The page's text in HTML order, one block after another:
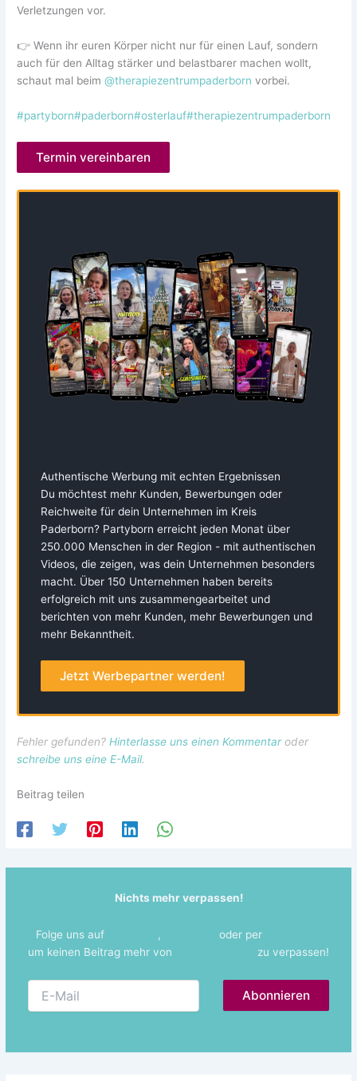
Verletzungen vor.
👉 Wenn ihr euren Körper nicht nur für einen Lauf, sondern
auch für den Alltag stärker und belastbarer machen wollt,
schaut mal beim@therapiezentrumpaderborn vorbei.
#partyborn#paderborn#osterlauf#therapiezentrumpaderborn
Termin vereinbaren
Authentische Werbung mit echten Ergebnissen
Du möchtest mehr Kunden, Bewerbungen oder
Reichweite für dein Unternehmen im Kreis
Paderborn? Partyborn erreicht jeden Monat über
250.000 Menschen in der Region - mit authentischen
Videos, die zeigen, was dein Unternehmen besonders
macht. Über 150 Unternehmen haben bereits
erfolgreich mit uns zusammengearbeitet und
berichten von mehr Kunden, mehr Bewerbungen und
mehr Bekanntheit.
Jetzt Werbepartner werden!
Fehler gefunden?Hinterlasse uns einen Kommentaroder
schreibe uns eine E-Mail.
Beitrag teilen
Nichts mehr verpassen!
Folge uns auf , oder per
um keinen Beitrag mehr von
zu verpassen!
E-
Mail